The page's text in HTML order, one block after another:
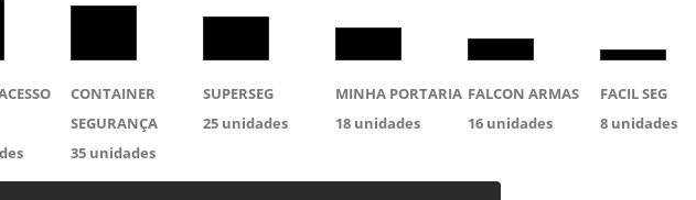
CONTAINER
SEGURANÇA
35 unidades
SUPERSEG
25 unidades
MINHA PORTARIA
18 unidades
FALCON ARMAS
16 unidades
FACIL SEG
8 unidades